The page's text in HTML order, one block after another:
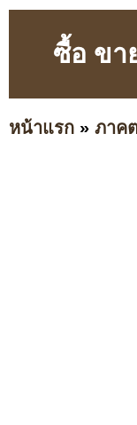
ซื้อ ขา
หน้าแรก » ภาค